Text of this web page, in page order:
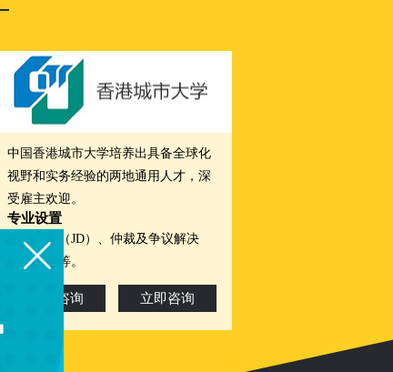
中国香港城市大学培养出具备全球化
视野和实务经验的两地通用人才，深
受雇主欢迎。
专业设置
法学博士（JD）、仲裁及争议解决
学、法学等。
院校咨询 立即咨询